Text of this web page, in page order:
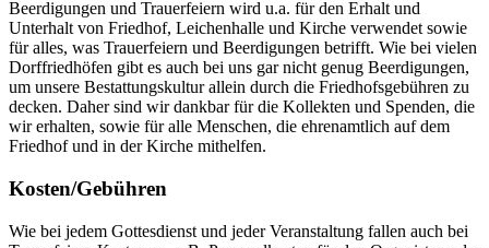
Beerdigungen und Trauerfeiern wird u.a. für den Erhalt und
Unterhalt von Friedhof, Leichenhalle und Kirche verwendet sowie
für alles, was Trauerfeiern und Beerdigungen betrifft. Wie bei vielen
Dorffriedhöfen gibt es auch bei uns gar nicht genug Beerdigungen,
um unsere Bestattungskultur allein durch die Friedhofsgebühren zu
decken. Daher sind wir dankbar für die Kollekten und Spenden, die
wir erhalten, sowie für alle Menschen, die ehrenamtlich auf dem
Friedhof und in der Kirche mithelfen.
Kosten/Gebühren
Wie bei jedem Gottesdienst und jeder Veranstaltung fallen auch bei